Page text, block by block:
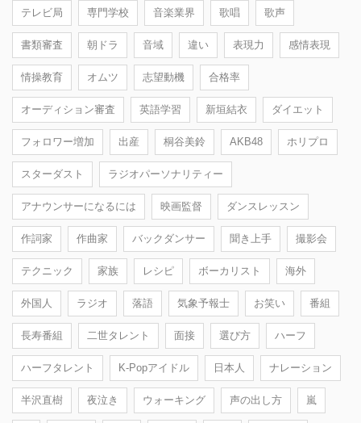
テレビ局 専門学校 音楽業界 歌唱 歌声
書類審査 朝ドラ 音域 違い 表現力 感情表現
情操教育 オムツ 志望動機 合格率
オーディション審査 英語学習 新垣結衣 ダイエット
フォロワー増加 出産 桐谷美鈴 AKB48 ホリプロ
スターダスト ラジオパーソナリティー
アナウンサーになるには 映画監督 ダンスレッスン
作詞家 作曲家 バックダンサー 聞き上手 撮影会
テクニック 家族 レシピ ボーカリスト 海外
外国人 ラジオ 落語 気象予報士 お笑い 番組
長寿番組 二世タレント 面接 選び方 ハーフ
ハーフタレント K-Popアイドル 日本人 ナレーション
半沢直樹 夜泣き ウォーキング 声の出し方 嵐